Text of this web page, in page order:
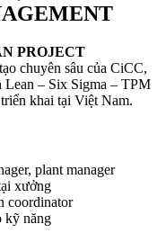
PROJECT
chuyên sâu của CiCC,
Lean – Six Sigma – TPM
khai tại Việt Nam.
plant manager
xưởng
coordinator
kỹ năng